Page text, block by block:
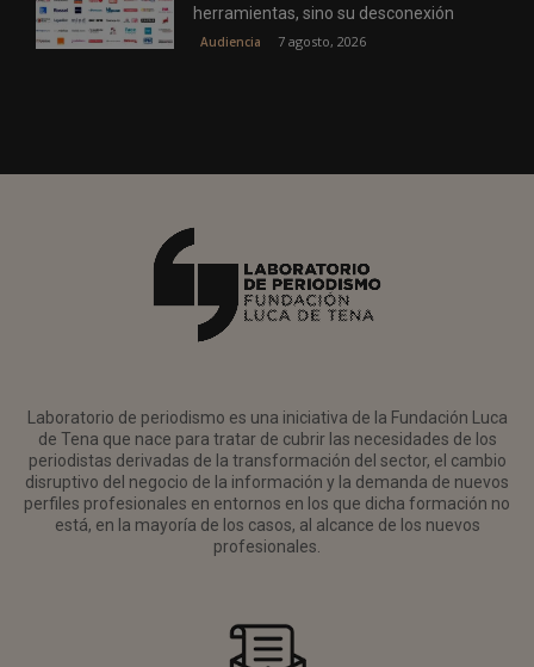
herramientas, sino su desconexión
Audiencia 7 agosto, 2026
Laboratorio de periodismo es una iniciativa de la Fundación Luca
de Tena que nace para tratar de cubrir las necesidades de los
periodistas derivadas de la transformación del sector, el cambio
disruptivo del negocio de la información y la demanda de nuevos
perfiles profesionales en entornos en los que dicha formación no
está, en la mayoría de los casos, al alcance de los nuevos
profesionales.